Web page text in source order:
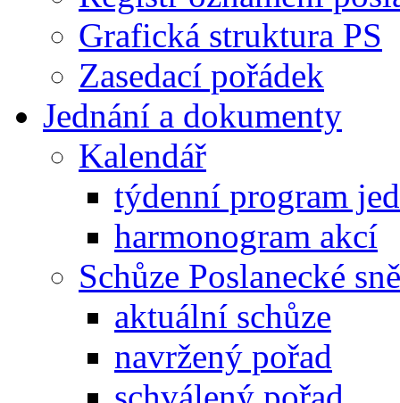
Grafická struktura PS
Zasedací pořádek
Jednání a dokumenty
Kalendář
týdenní program
harmonogram akcí
Schůze Poslanecké
aktuální schůze
navržený pořad